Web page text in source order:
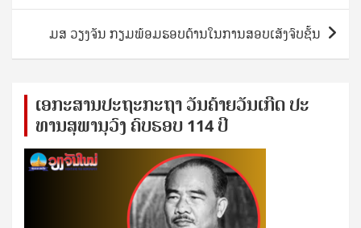
ມສ ວຽງຈັນ ກຽມພ້ອມຮອບດ້ານໃນການສອບເສັງຈົບຊັ້ນ
ເອ​ກະ​ສານ​ປະ​ຖະ​ກະ​ຖ​າ ວັນ​ຄ້າຍ​ວັນ​ເກີດ ປ​ະ​
ທານ​ສຸ​ພາ​ນຸ​ວົງ ຄົບ​ຮອບ 114 ປີ